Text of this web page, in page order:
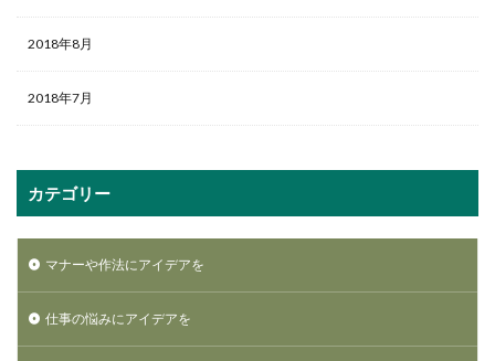
2018年8月
2018年7月
カテゴリー
マナーや作法にアイデアを
仕事の悩みにアイデアを